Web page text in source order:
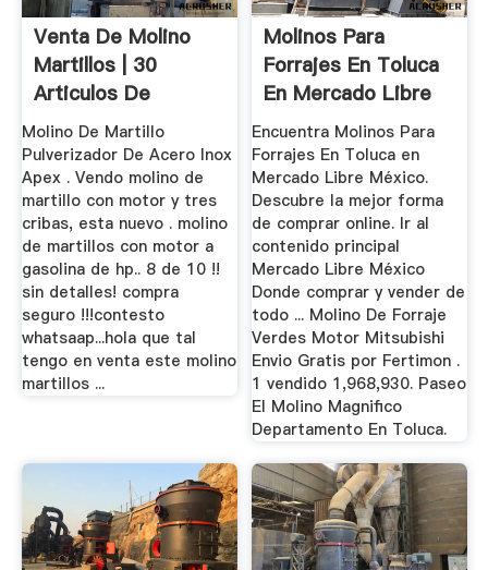
Venta De Molino
Martillos | 30
Articulos De
Segunda Mano
Molino De Martillo
Pulverizador De Acero Inox
Apex . Vendo molino de
martillo con motor y tres
cribas, esta nuevo . molino
de martillos con motor a
gasolina de hp.. 8 de 10 !!
sin detalles! compra
seguro !!!contesto
whatsaap...hola que tal
tengo en venta este molino
martillos ...
Molinos Para
Forrajes En Toluca
En Mercado Libre
México
Encuentra Molinos Para
Forrajes En Toluca en
Mercado Libre México.
Descubre la mejor forma
de comprar online. Ir al
contenido principal
Mercado Libre México
Donde comprar y vender de
todo ... Molino De Forraje
Verdes Motor Mitsubishi
Envio Gratis por Fertimon .
1 vendido 1,968,930. Paseo
El Molino Magnifico
Departamento En Toluca.